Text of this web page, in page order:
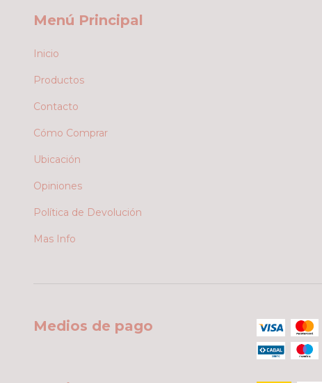
Menú Principal
Inicio
Productos
Contacto
Cómo Comprar
Ubicación
Opiniones
Política de Devolución
Mas Info
Medios de pago